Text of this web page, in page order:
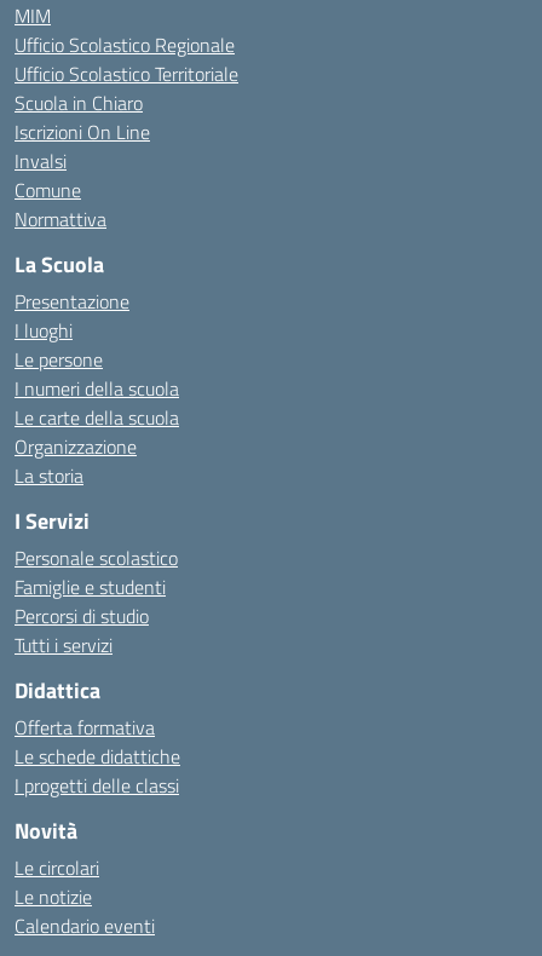
MIM
Ufficio Scolastico Regionale
Ufficio Scolastico Territoriale
Scuola in Chiaro
Iscrizioni On Line
Invalsi
Comune
Normattiva
La Scuola
Presentazione
I luoghi
Le persone
I numeri della scuola
Le carte della scuola
Organizzazione
La storia
I Servizi
Personale scolastico
Famiglie e studenti
Percorsi di studio
Tutti i servizi
Didattica
Offerta formativa
Le schede didattiche
I progetti delle classi
Novità
Le circolari
Le notizie
Calendario eventi